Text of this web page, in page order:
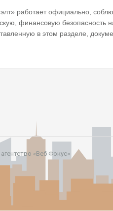
работает официально,
финансовую безопасность
в этом разделе,
«Веб Фокус»